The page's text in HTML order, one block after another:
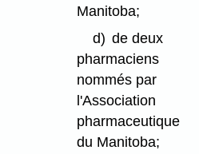
Manitoba;
d) de deux
pharmaciens
nommés par
l'Association
pharmaceutique
du Manitoba;